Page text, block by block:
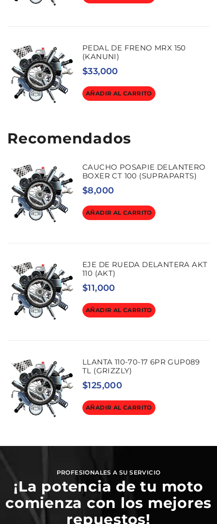
PEDAL DE FRENO MRX 150
(KANUNI)
$33,000
AÑADIR AL CARRITO
Recomendados
CAUCHO POSAPIE DELANTERO
BOXER CT 100 (SUPRAPARTS)
$8,000
AÑADIR AL CARRITO
EJE DE RUEDA DELANTERA AKT
110 (AKT)
$11,000
AÑADIR AL CARRITO
LLANTA 110-70-17 6PR GUP089
TL (GRIZZLY)
$125,000
AÑADIR AL CARRITO
PROFESIONALES A SU SERVICIO
¡La potencia de tu moto
comienza con los mejores
repuestos!